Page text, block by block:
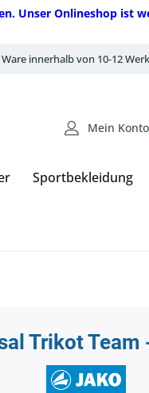
Unser Onlineshop ist
innerhalb von 10-12
Mein Konto
Sportbekleidung
Trikot Team